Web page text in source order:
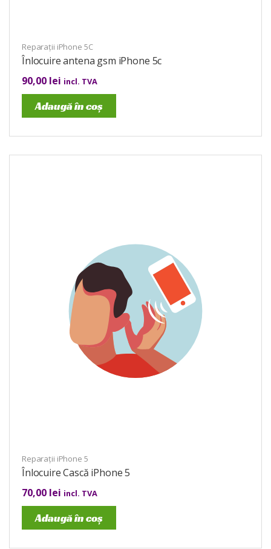
Reparații iPhone 5C
Înlocuire antena gsm iPhone 5c
90,00 lei incl. TVA
Adaugă în coș
Reparații iPhone 5
Înlocuire Cască iPhone 5
70,00 lei incl. TVA
Adaugă în coș